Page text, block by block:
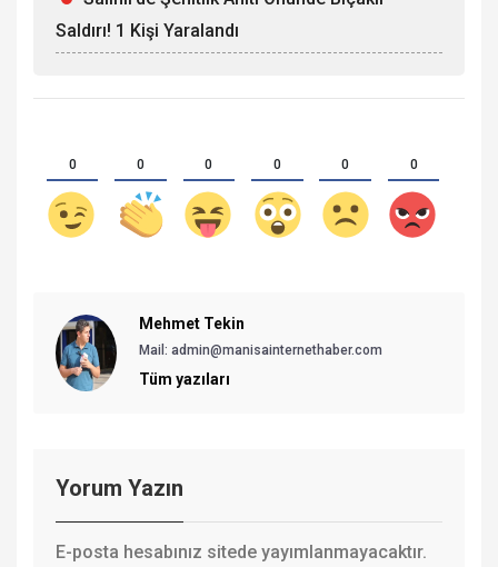
Saldırı! 1 Kişi Yaralandı
0 0 0 0 0 0
Mehmet Tekin
Mail: admin@manisainternethaber.com
Tüm yazıları
Yorum Yazın
E-posta hesabınız sitede yayımlanmayacaktır.